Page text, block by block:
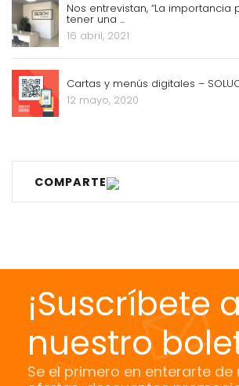
Nos entrevistan, “La
tener una ...
16 abril, 2021
Cartas y menús digitales –
12 mayo, 2020
COMPARTE
¡Suscríbete a
nuestro
Se el primero en enterarte de